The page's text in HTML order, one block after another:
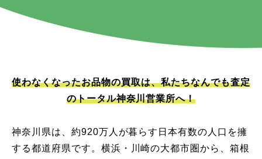
使わなくなったお品物の買取は、私たちなんでも査定
のトータル神奈川営業所へ！
神奈川県は、約920万人が暮らす日本有数の人口を擁
する都道府県です。横浜・川崎の大都市圏から、箱根